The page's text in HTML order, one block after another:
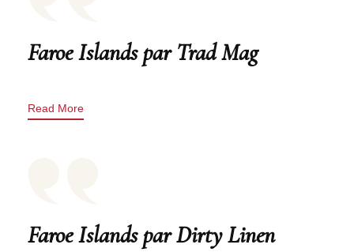
Faroe Islands par Trad Mag
Read More
Faroe Islands par Dirty Linen